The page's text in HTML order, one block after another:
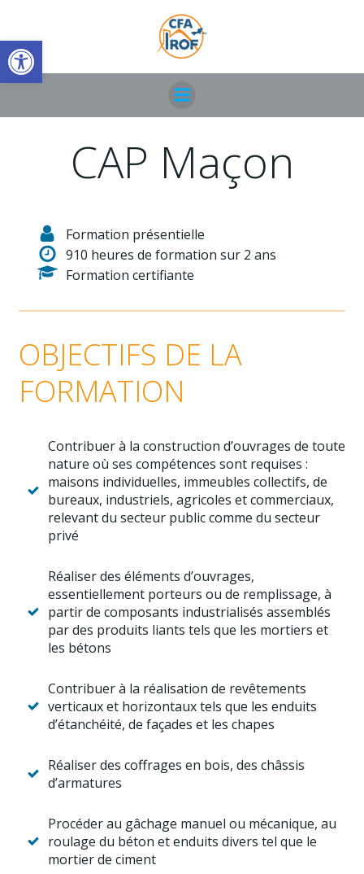
Ouvrir la barre d’outils
au
contenu
CAP Maçon
Formation présentielle
910 heures de formation sur 2 ans
Formation certifiante
OBJECTIFS DE LA
FORMATION
Contribuer à la construction d’ouvrages de toute
nature où ses compétences sont requises :
maisons individuelles, immeubles collectifs, de
bureaux, industriels, agricoles et commerciaux,
relevant du secteur public comme du secteur
privé
Réaliser des éléments d’ouvrages,
essentiellement porteurs ou de remplissage, à
partir de composants industrialisés assemblés
par des produits liants tels que les mortiers et
les bétons
Contribuer à la réalisation de revêtements
verticaux et horizontaux tels que les enduits
d’étanchéité, de façades et les chapes
Réaliser des coffrages en bois, des châssis
d’armatures
Procéder au gâchage manuel ou mécanique, au
roulage du béton et enduits divers tel que le
mortier de ciment